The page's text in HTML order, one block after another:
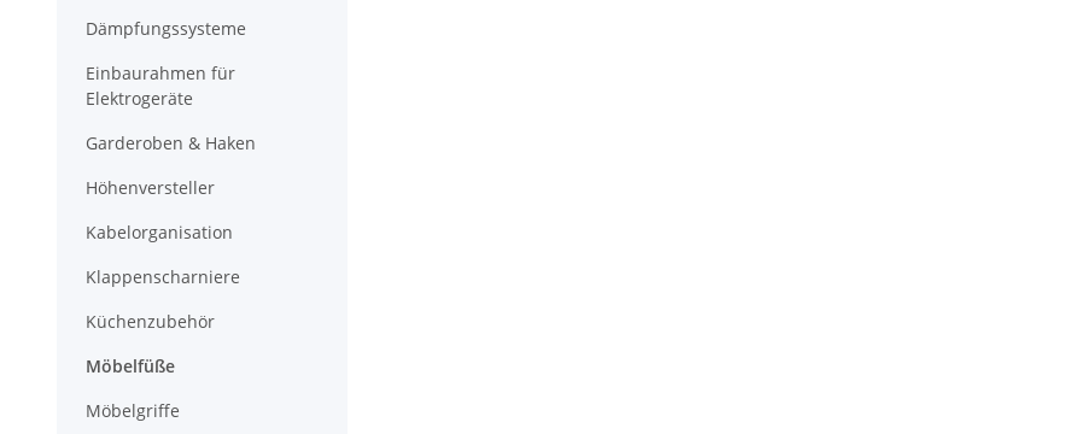
Dämpfungssysteme
Einbaurahmen für
Elektrogeräte
Garderoben & Haken
Höhenversteller
Kabelorganisation
Klappenscharniere
Küchenzubehör
Möbelfüße
Möbelgriffe